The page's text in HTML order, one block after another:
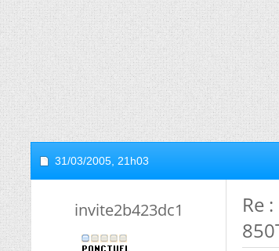
31/03/2005, 21h03
invite2b423dc1
Re